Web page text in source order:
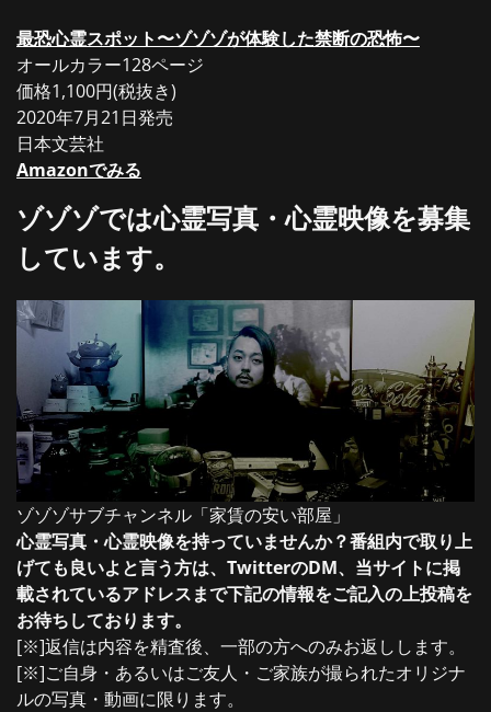
最恐心霊スポット〜ゾゾゾが体験した禁断の恐怖〜
オールカラー128ページ
価格1,100円(税抜き)
2020年7月21日発売
日本文芸社
Amazonでみる
ゾゾゾでは心霊写真・心霊映像を募集
しています。
ゾゾゾサブチャンネル「家賃の安い部屋」
心霊写真・心霊映像を持っていませんか？番組内で取り上
げても良いよと言う方は、TwitterのDM、当サイトに掲
載されているアドレスまで下記の情報をご記入の上投稿を
お待ちしております。
[※]返信は内容を精査後、一部の方へのみお返しします。
[※]ご自身・あるいはご友人・ご家族が撮られたオリジナ
ルの写真・動画に限ります。